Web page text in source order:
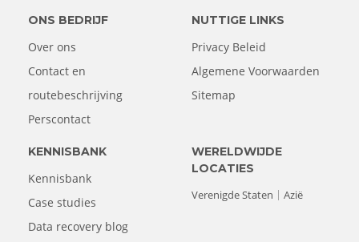
ONS BEDRIJF
Over ons
Contact en
routebeschrijving
Perscontact
NUTTIGE LINKS
Privacy Beleid
Algemene Voorwaarden
Sitemap
KENNISBANK
Kennisbank
Case studies
Data recovery blog
WERELDWIJDE
LOCATIES
Verenigde Staten
Azië